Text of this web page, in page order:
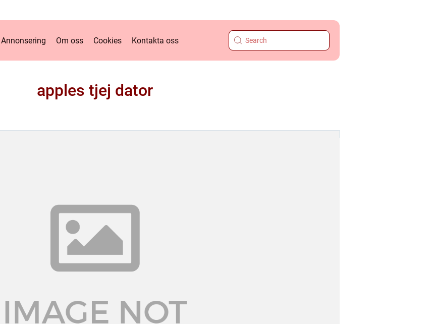
Annonsering Om oss Cookies Kontakta oss
apples tjej dator